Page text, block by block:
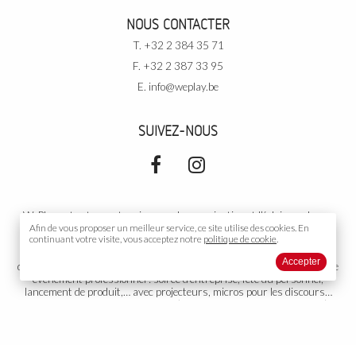
NOUS CONTACTER
T. +32 2 384 35 71
F. +32 2 387 33 95
E. info@weplay.be
SUIVEZ-NOUS
WePlay est votre partenaire pour la sonorisation et l’éclairage de vos
événements. Pour vosévénements privés: soirée de rallye, cours de
danse, votre mariage, un cocktail, un gala, un anniversaire, une
conférence, une exposition,… avec DJ, podiums, piste de danse,
décoration… Dans une salle, sous tente, ou partout ailleurs. Pour votre
événement professionnel: soirée d’entreprise, fête du personnel,
lancement de produit,… avec projecteurs, micros pour les discours…
: concert (musicien, orchestre, chanteur…),
Afin de vous proposer un meilleur service, ce site utilise descookies. En
continuant votre visite, vous acceptez notre politique de cookie.
Accepter